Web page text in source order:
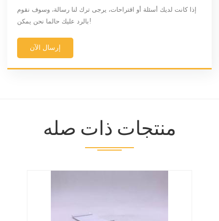
إذا كانت لديك أسئلة أو اقتراحات، يرجى ترك لنا رسالة، وسوف نقوم
بالرد عليك حالما نحن يمكن!
إرسال الآن
منتجات ذات صله